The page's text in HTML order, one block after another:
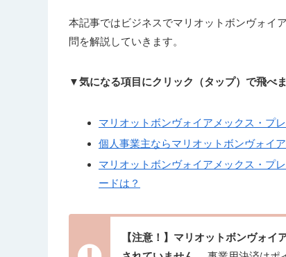
本記事ではビジネスでマリオットボンヴォイ
問を解説していきます。
▼気になる項目にクリック（タップ）で飛べ
マリオットボンヴォイアメックス・プ
個人事業主ならマリオットボンヴォイ
マリオットボンヴォイアメックス・プ
ードは？
【注意！】マリオットボンヴォ